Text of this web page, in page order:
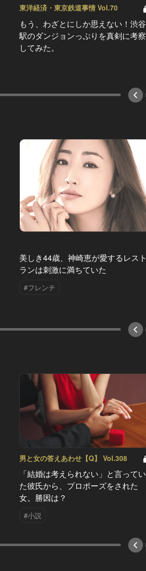
東洋経済・東京鉄道事情 Vol.70
もう、わざとにしか思えない！渋谷
駅のダンジョンっぷりを真剣に考察
してみた。
美しき44歳、神崎恵が愛するレスト
ランは刺激に満ちていた
#フレンチ
男と女の答えあわせ【Q】 Vol.308
「結婚は考えられない」と言ってい
た彼氏から、プロポーズをされた
女。勝因は？
#小説